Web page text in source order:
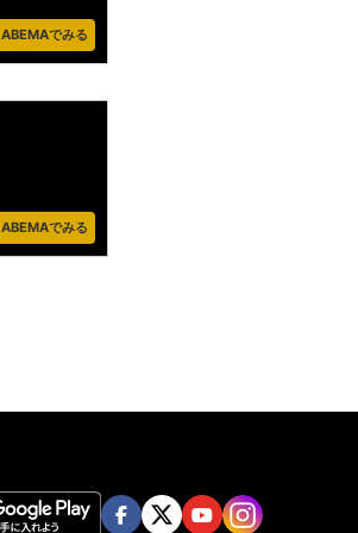
ABEMAでみる
ABEMAでみる